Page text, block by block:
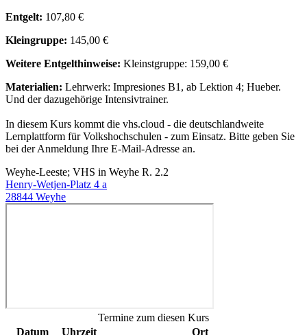
Entgelt: 107,80 €
Kleingruppe: 145,00 €
Weitere Entgelthinweise: Kleinstgruppe: 159,00 €
Materialien: Lehrwerk: Impresiones B1, ab Lektion 4; Hueber.
Und der dazugehörige Intensivtrainer.
In diesem Kurs kommt die vhs.cloud - die deutschlandweite
Lernplattform für Volkshochschulen - zum Einsatz. Bitte geben Sie
bei der Anmeldung Ihre E-Mail-Adresse an.
Weyhe-Leeste; VHS in Weyhe R. 2.2
Henry-Wetjen-Platz 4 a
28844 Weyhe
Termine zum diesen Kurs
Datum
Uhrzeit Ort